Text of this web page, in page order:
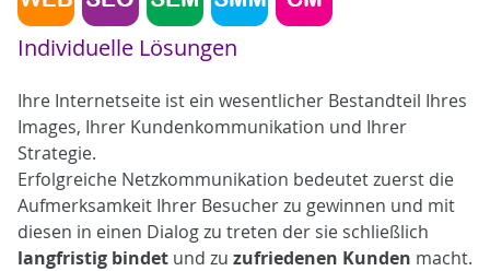
Individuelle Lösungen
Ihre Internetseite ist ein wesentlicher Bestandteil Ihres
Images, Ihrer Kundenkommunikation und Ihrer
Strategie.
Erfolgreiche Netzkommunikation bedeutet zuerst die
Aufmerksamkeit Ihrer Besucher zu gewinnen und mit
diesen in einen Dialog zu treten der sie schließlich
langfristig bindet und zu zufriedenen Kunden macht.